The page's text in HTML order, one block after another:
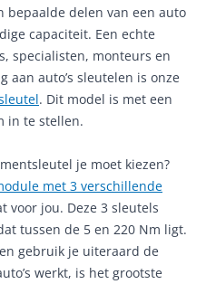
delen van een auto
capaciteit. Een echte
specialisten, monteurs en
aan auto’s sleutelen is onze
. Dit model is met een
in te stellen.
je moet kiezen?
met 3 verschillende
voor jou. Deze 3 sleutels
tussen de 5 en 220 Nm ligt.
gebruik je uiteraard de
werkt, is het grootste